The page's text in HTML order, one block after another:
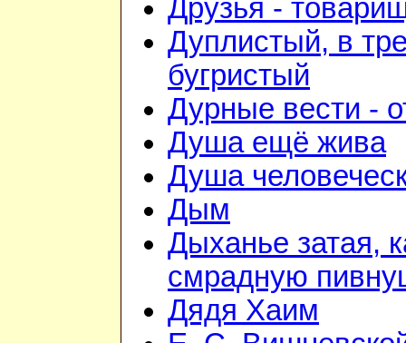
Друзья -
Дуплистый, в
бугристый
Дурные вести -
Душа ещё жива
Душа
Дым
Дыханье затая,
смрадную
Дядя Хаим